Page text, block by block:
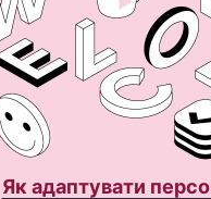
Як адаптувати